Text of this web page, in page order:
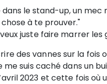
dans le stand-up, un
à te prouver."
juste faire marrer les
des vannes sur la
me suis caché dans un
2023 et cette fois où